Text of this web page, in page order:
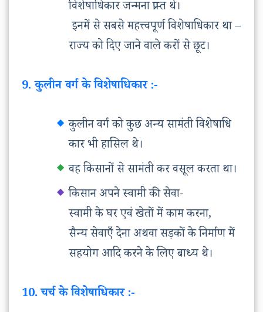
विशेषाधिकार जन्मना प्राप्त थे।
इनमें से सबसे महत्त्वपूर्ण विशेषाधिकार था –
राज्य को दिए जाने वाले करों से छूट।
9. कुलीन वर्ग के विशेषाधिकार :-
कुलीन वर्ग को कुछ अन्य सामंती विशेषाधि
कार भी हासिल थे।
वह किसानों से सामंती कर वसूल करता था।
किसान अपने स्वामी की सेवा-
स्वामी के घर एवं खेतों में काम करना,
सैन्य सेवाएँ देना अथवा सड़कों के निर्माण में
सहयोग आदि करने के लिए बाध्य थे।
10. चर्च के विशेषाधिकार :-